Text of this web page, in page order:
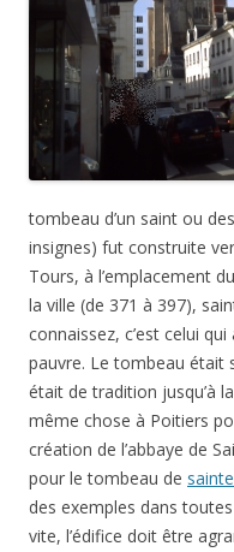
tombeau d’un saint ou
insignes) fut construite
Tours, à l’emplacement
la ville (de 371 à 397),
connaissez, c’est celui
pauvre. Le tombeau était
était de tradition jusqu’à
même chose à Poitiers
création de l’abbaye de
pour le tombeau de
des exemples dans
vite, l’édifice doit être